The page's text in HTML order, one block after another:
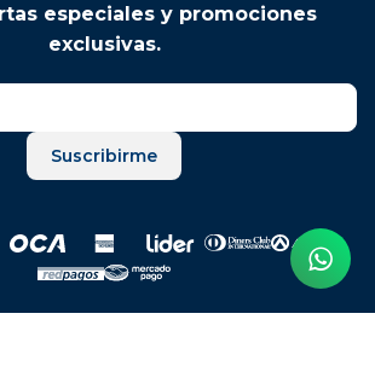
especiales y promociones
exclusivas.
Suscribirme